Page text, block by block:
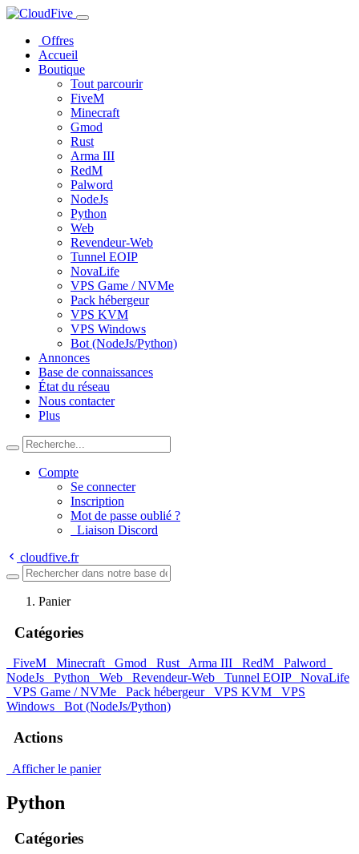
Offres
Accueil
Boutique
Tout parcourir
FiveM
Minecraft
Gmod
Rust
Arma III
RedM
Palword
NodeJs
Python
Web
Revendeur-Web
Tunnel EOIP
NovaLife
VPS Game / NVMe
Pack hébergeur
VPS KVM
VPS Windows
Bot (NodeJs/Python)
Annonces
Base de connaissances
État du réseau
Nous contacter
Plus
Compte
Se connecter
Inscription
Mot de passe oublié ?
Liaison Discord
cloudfive.fr
Panier
Catégories
FiveM Minecraft Gmod Rust Arma III RedM
Palword
NodeJs
Python Web Revendeur-Web Tunnel EOIP
NovaLife
VPS Game / NVMe
Pack hébergeur VPS KVM
VPS
Windows
Bot (NodeJs/Python)
Actions
Afficher le panier
Python
Catégories